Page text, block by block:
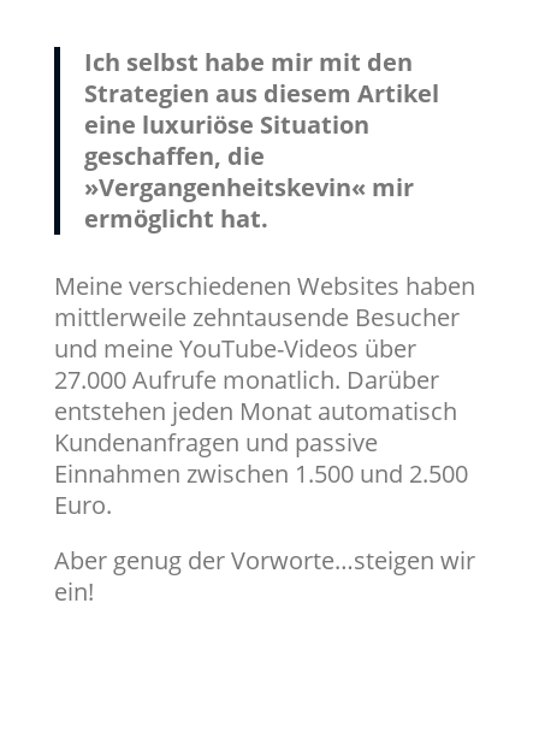
Ich selbst habe mir mit den
Strategien aus diesem Artikel
eine luxuriöse Situation
geschaffen, die
»Vergangenheitskevin« mir
ermöglicht hat.
Meine verschiedenen Websites haben
mittlerweile zehntausende Besucher
und meine YouTube-Videos über
27.000 Aufrufe monatlich. Darüber
entstehen jeden Monat automatisch
Kundenanfragen und passive
Einnahmen zwischen 1.500 und 2.500
Euro.
Aber genug der Vorworte…steigen wir
ein!